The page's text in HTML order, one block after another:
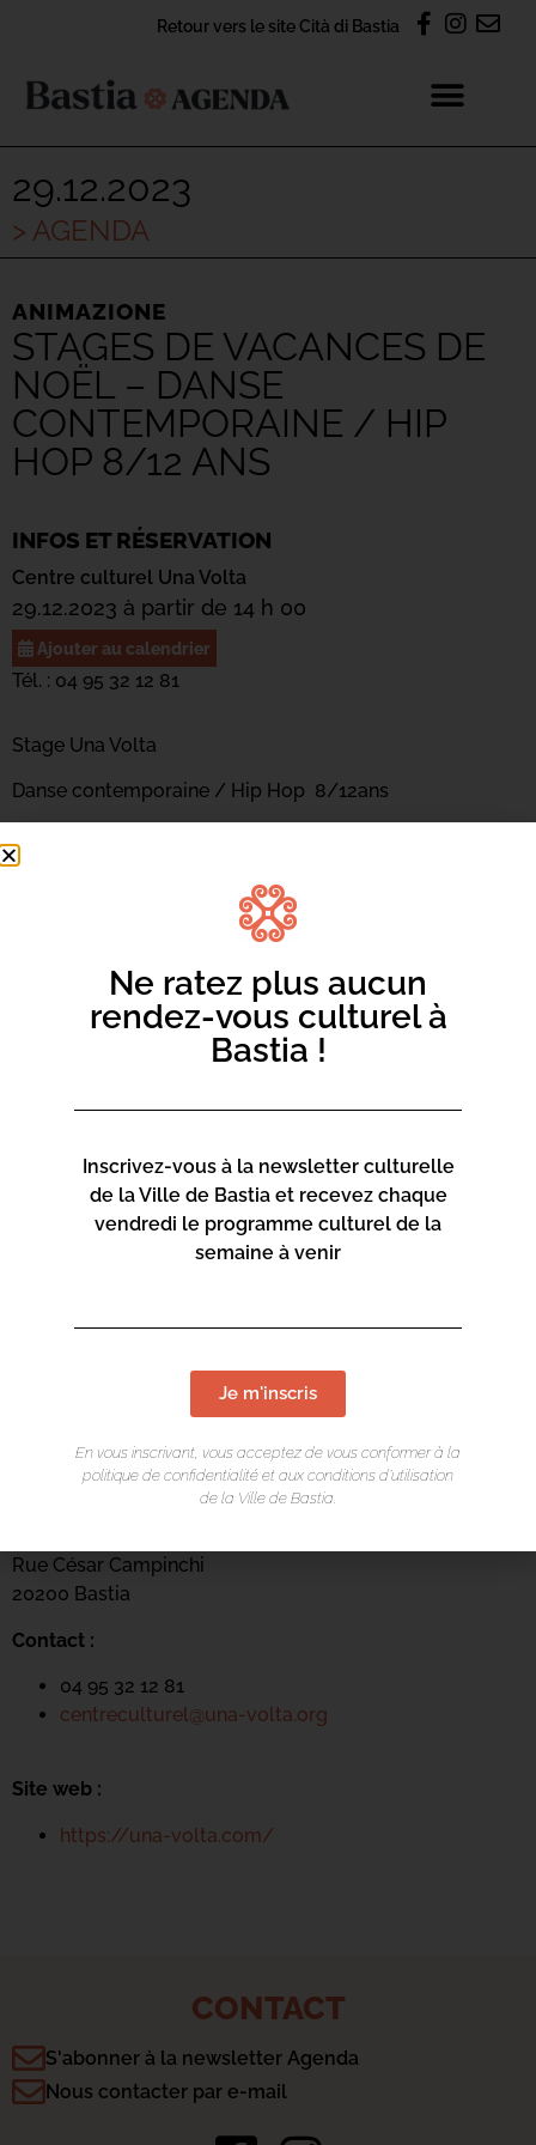
Retour vers le site Cità di Bastia
29.12.2023
> AGENDA
ANIMAZIONE
STAGES DE VACANCES DE
NOËL – DANSE
CONTEMPORAINE / HIP
HOP 8/12 ANS
INFOS ET RÉSERVATION
Centre culturel Una Volta
29.12.2023 à partir de 14 h 00
Ajouter au calendrier
Tél. : 04 95 32 12 81
Stage Una Volta
Danse contemporaine / Hip Hop 8/12ans
LIEU DE L'ÉVÉNEMENT
Centre culturel Una Volta
Rue César Campinchi
20200 Bastia
Contact :
04 95 32 12 81
centreculturel@una-volta.org
Site web :
https://una-volta.com/
CONTACT
S'abonner à la newsletter Agenda
Nous contacter par e-mail
Ne ratez plus aucun
rendez-vous culturel à
Bastia !
Inscrivez-vous à la newsletter culturelle
de la Ville de Bastia et recevez chaque
vendredi le programme culturel de la
semaine à venir
Je m'inscris
En vous inscrivant, vous acceptez de vous conformer à la
politique de confidentialité et aux conditions d’utilisation
de la Ville de Bastia.